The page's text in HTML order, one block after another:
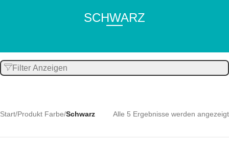
SCHWARZ
Filter Anzeigen
Start/Produkt Farbe/Schwarz Alle 5 Ergebnisse werden angezeigt